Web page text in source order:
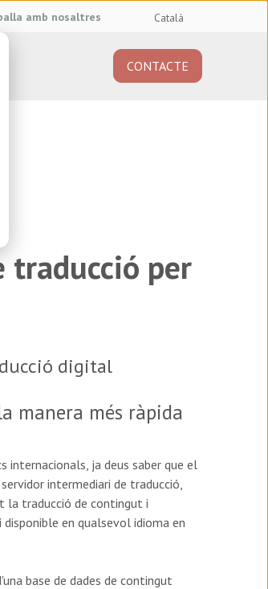
amb nosaltres Català
CONTACTE
traducció per
digital
manera més ràpida
internacionals, ja deus saber que el
intermediari de traducció,
la traducció de contingut i
en qualsevol idioma en
base de dades de contingut